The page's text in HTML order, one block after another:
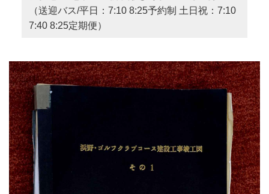
（送迎バス/平日：7:10 8:25予約制 土日祝：7:10
7:40 8:25定期便）